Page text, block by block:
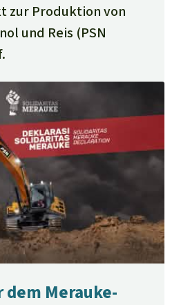
zur Produktion von
und Reis (PSN
dem Merauke-